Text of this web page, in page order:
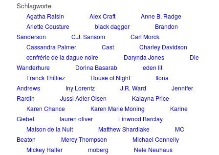
Schlagworte
Agatha Raisin Alex Craft
Anne B. Radge
Arlette Cousture
black dagger
Brandon
Sanderson
C.J. Sansom
Carl Morck
Cassandra Palmer
Cast
Charley Davidson
confrérie de la dague noire
Darynda Jones
Die
Wanderhure
Dorina Basarab
eden lit
Franck Thilliez
House of Night
Ilona
Andrews
Iny Lorentz J.R. Ward
Jennifer
Rardin
Jussi Adler-Olsen
Kalayna Price
Karen Chance
Karen Marie Moning
Karine
Giebel
lauren oliver
Linwood Barclay
Maison de la Nuit
Matthew Shardlake
MC
Beaton
Mercy Thompson
Michael Connelly
Mickey Haller
moberg
Nele Neuhaus